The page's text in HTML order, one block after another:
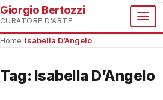
Giorgio Bertozzi
CURATORE D'ARTE
Home Isabella D’Angelo
Tag: Isabella D’Angelo